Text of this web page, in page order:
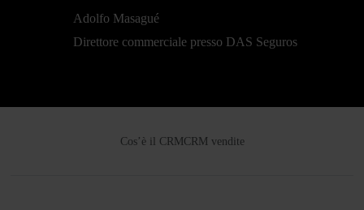
Adolfo Masagué
Direttore commerciale presso DAS Seguros
Cos’è il CRM CRM vendite